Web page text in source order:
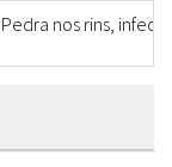
Pedra nos rins,